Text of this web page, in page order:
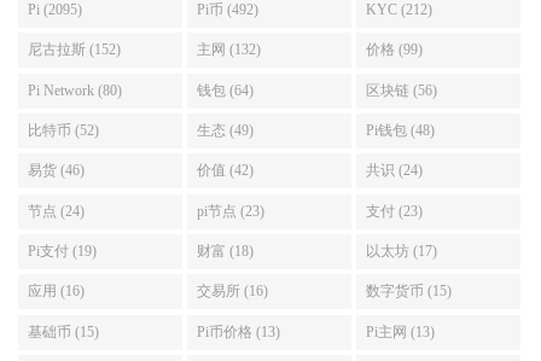
Pi (2095) Pi币 (492) KYC (212)
尼古拉斯 (152) 主网 (132) 价格 (99)
Pi Network (80) 钱包 (64) 区块链 (56)
比特币 (52) 生态 (49) Pi钱包 (48)
易货 (46) 价值 (42) 共识 (24)
节点 (24) pi节点 (23) 支付 (23)
Pi支付 (19) 财富 (18) 以太坊 (17)
应用 (16) 交易所 (16) 数字货币 (15)
基础币 (15) Pi币价格 (13) Pi主网 (13)